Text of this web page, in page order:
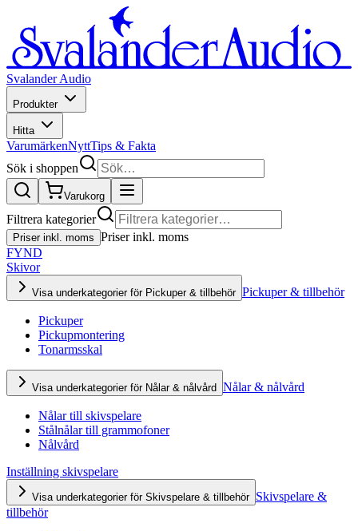
Svalander Audio
Produkter
Hitta
VarumärkenNyttTips & Fakta
Sök i shoppen
Varukorg
Filtrera kategorier
Priser inkl. moms Priser inkl. moms
FYND
Skivor
Visa underkategorier för Pickuper & tillbehör Pickuper & tillbehör
Pickuper
Pickupmontering
Tonarmsskal
Visa underkategorier för Nålar & nålvård Nålar & nålvård
Nålar till skivspelare
Stålnålar till grammofoner
Nålvård
Inställning skivspelare
Visa underkategorier för Skivspelare & tillbehör Skivspelare &
tillbehör